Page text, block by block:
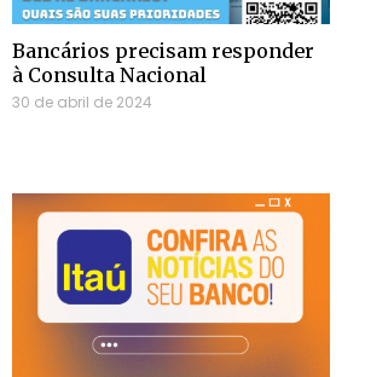
Bancários precisam responder
à Consulta Nacional
30 de abril de 2024